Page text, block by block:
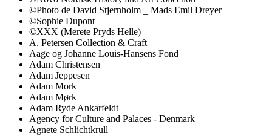
©Photo de David Stjernholm _ Mads Emil Dreyer
©Sophie Dupont
©XXX (Merete Pryds Helle)
A. Petersen Collection & Craft
Aage og Johanne Louis-Hansens Fond
Adam Christensen
Adam Jeppesen
Adam Mork
Adam Mørk
Adam Ryde Ankarfeldt
Agency for Culture and Palaces - Denmark
Agnete Schlichtkrull